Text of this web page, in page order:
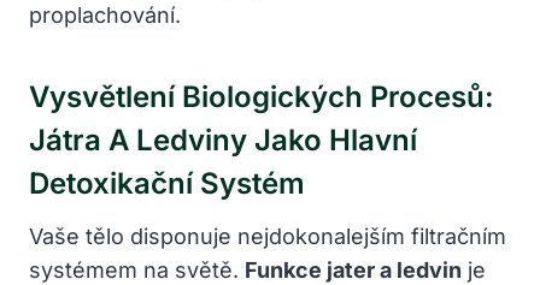
proplachování.
Vysvětlení Biologických Procesů:
Játra A Ledviny Jako Hlavní
Detoxikační Systém
Vaše tělo disponuje nejdokonalejším filtračním
systémem na světě. Funkce jater a ledvin je